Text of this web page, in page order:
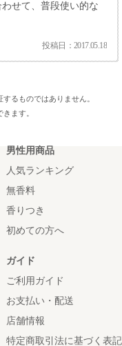
せて、普段使い的な
投稿日：2017.05.18
るものではありません。
ます。
男性用商品
人気ランキング
無香料
香りつき
初めての方へ
ガイド
ご利用ガイド
お支払い・配送
店舗情報
特定商取引法に基づく表記